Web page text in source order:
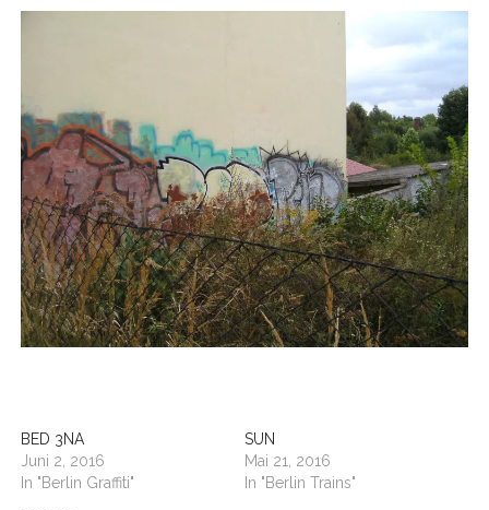
BED 3NA
Juni 2, 2016
In "Berlin Graffiti"
SUN
Mai 21, 2016
In "Berlin Trains"